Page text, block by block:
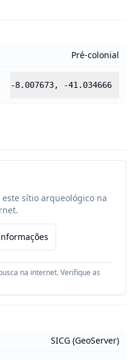
Pré-colonial
-8.007673, -41.034666
sítio arqueológico na
na internet. Verifique as
SICG (GeoServer)